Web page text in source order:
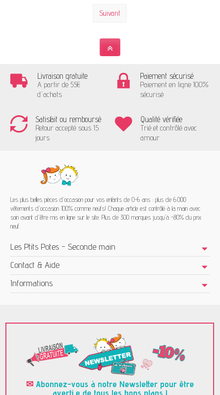
Suivant
Livraison gratuite
A partir de 55€
d'achats
Paiement sécurisé
Paiement en ligne 100%
sécurisé
Satisfait ou remboursé
Retour accepté sous 15
jours
Qualité vérifiée
Trié et contrôlé avec
amour
Les plus belles pièces d'occasion pour vos enfants de 0-6 ans : plus de 6.000
vêtements d'occasion 100% comme neufs! Chaque article est contrôlé à la main avec
soin avant d'être mis en ligne sur le site. Plus de 300 marques jusqu'à -80% du prix
neuf.
Les Ptits Potes - Seconde main
Contact & Aide
Informations
✉ Abonnez-vous à notre Newsletter pour être
averti.e de tous les bons plans !